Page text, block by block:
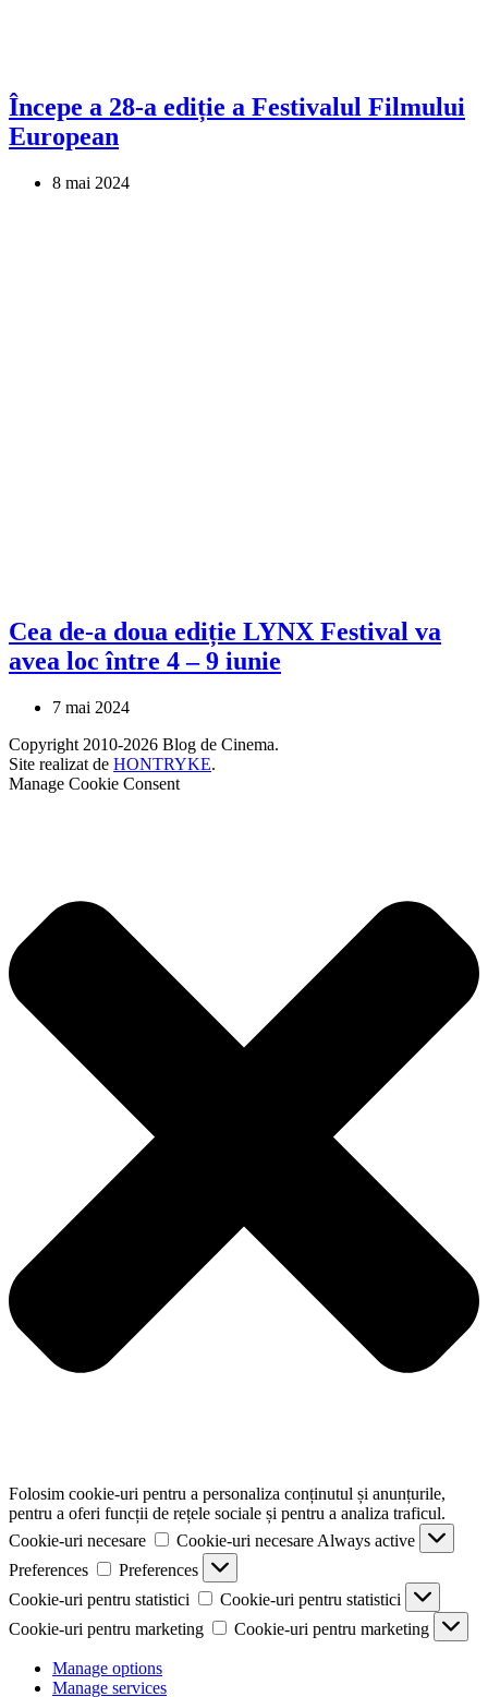
Începe a 28-a ediție a Festivalul Filmului
European
8 mai 2024
Cea de-a doua ediție LYNX Festival va
avea loc între 4 – 9 iunie
7 mai 2024
Copyright 2010-2026 Blog de Cinema.
Site realizat de HONTRYKE.
Manage Cookie Consent
Folosim cookie-uri pentru a personaliza conținutul și anunțurile,
pentru a oferi funcții de rețele sociale și pentru a analiza traficul.
Cookie-uri necesare
Cookie-uri necesare Always active
Preferences
Preferences
Cookie-uri pentru statistici
Cookie-uri pentru statistici
Cookie-uri pentru marketing
Cookie-uri pentru marketing
Manage options
Manage services